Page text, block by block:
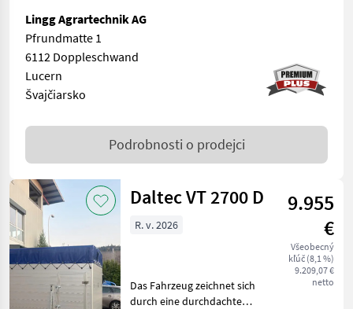
Lingg Agrartechnik AG
Pfrundmatte 1
6112 Doppleschwand
Lucern
Švajčiarsko
Podrobnosti o prodejci
Daltec VT 2700 D
9.955
€
Všeobecný
kľúč (8,1 %)
9.209,07 €
netto
R. v. 2026
Das Fahrzeug zeichnet sich
durch eine durchdachte